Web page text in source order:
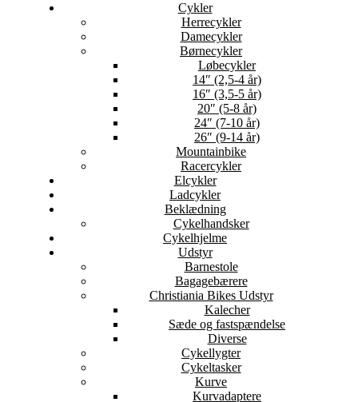
Cykler
Herrecykler
Damecykler
Børnecykler
Løbecykler
14″ (2,5-4 år)
16″ (3,5-5 år)
20″ (5-8 år)
24″ (7-10 år)
26″ (9-14 år)
Mountainbike
Racercykler
Elcykler
Ladcykler
Beklædning
Cykelhandsker
Cykelhjelme
Udstyr
Barnestole
Bagagebærere
Christiania Bikes Udstyr
Kalecher
Sæde og fastspændelse
Diverse
Cykellygter
Cykeltasker
Kurve
Kurvadaptere